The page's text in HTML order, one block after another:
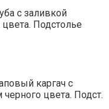
с заливкой
Подстолье
каргач с
цвета. Подст.